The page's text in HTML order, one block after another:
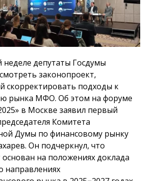
депутаты Госдумы
законопроект,
скорректировать подходы к
рынка МФО. Об этом на форуме
в Москве заявил первый
Комитета
Думы по финансовому рынку
. Он подчеркнул, что
на положениях доклада
направлениях